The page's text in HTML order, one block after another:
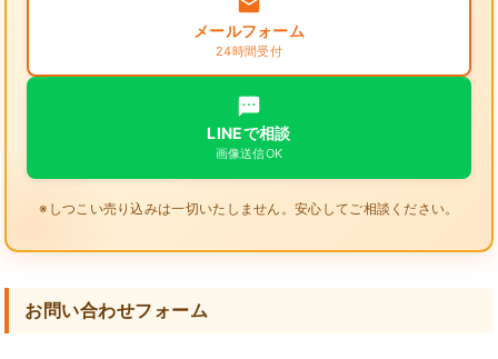
メールフォーム
24時間受付
LINEで相談
画像送信OK
※しつこい売り込みは一切いたしません。安心してご相談ください。
お問い合わせフォーム